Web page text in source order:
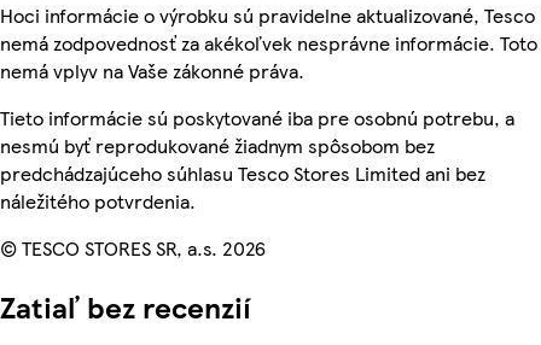
Hoci informácie o výrobku sú pravidelne aktualizované, Tesco
nemá zodpovednosť za akékoľvek nesprávne informácie. Toto
nemá vplyv na Vaše zákonné práva.
Tieto informácie sú poskytované iba pre osobnú potrebu, a
nesmú byť reprodukované žiadnym spôsobom bez
predchádzajúceho súhlasu Tesco Stores Limited ani bez
náležitého potvrdenia.
© TESCO STORES SR, a.s. 2026
Zatiaľ bez recenzií